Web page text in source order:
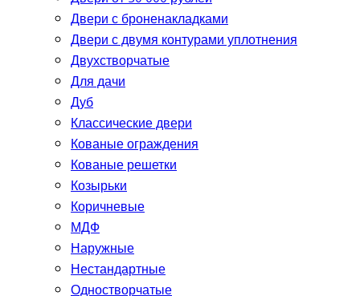
Двери с броненакладками
Двери с двумя контурами уплотнения
Двухстворчатые
Для дачи
Дуб
Классические двери
Кованые ограждения
Кованые решетки
Козырьки
Коричневые
МДФ
Наружные
Нестандартные
Одностворчатые